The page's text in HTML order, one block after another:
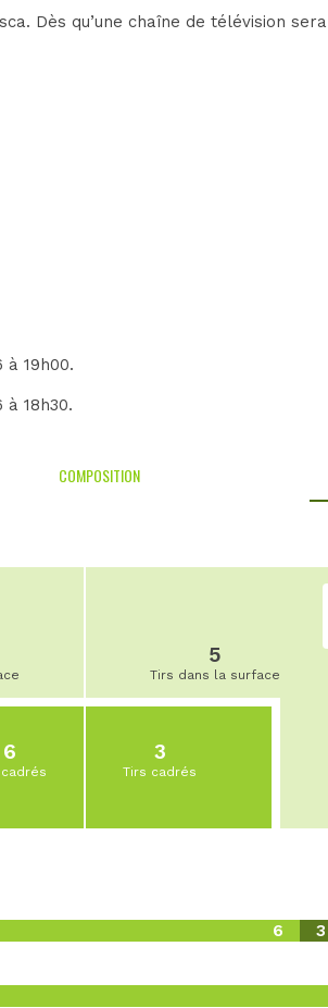
Dès qu’une chaîne de télévision
à 19h00.
18h30.
COMPOSITION
6
5
Tirs dans la surface
3
Tirs cadrés
6 3